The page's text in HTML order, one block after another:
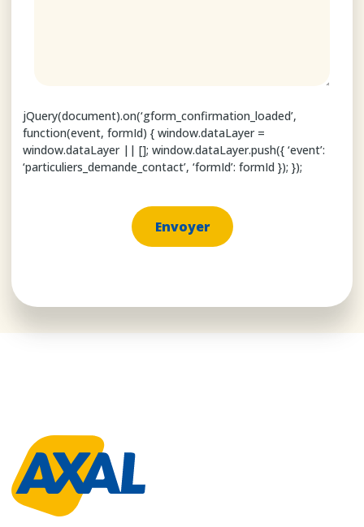
jQuery(document).on(‘gform_confirmation_loaded’,
function(event, formId) { window.dataLayer =
window.dataLayer || []; window.dataLayer.push({ ‘event’:
‘particuliers_demande_contact’, ‘formId’: formId }); });